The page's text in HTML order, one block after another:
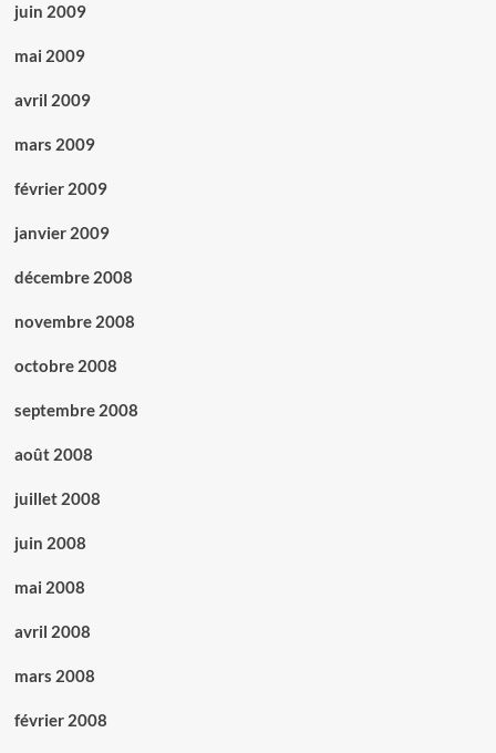
juin 2009
mai 2009
avril 2009
mars 2009
février 2009
janvier 2009
décembre 2008
novembre 2008
octobre 2008
septembre 2008
août 2008
juillet 2008
juin 2008
mai 2008
avril 2008
mars 2008
février 2008